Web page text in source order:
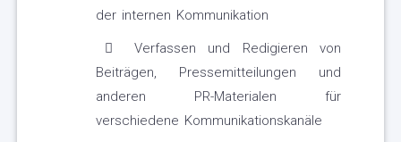
der internen Kommunikation
Verfassen und Redigieren von
Beiträgen, Pressemitteilungen und
anderen PR-Materialen für
verschiedene Kommunikationskanäle